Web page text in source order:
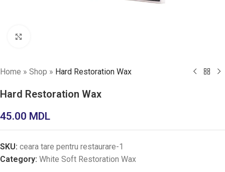
Home » Shop » Hard Restoration Wax
Hard Restoration Wax
45.00 MDL
SKU: ceara tare pentru restaurare-1
Category: White Soft Restoration Wax